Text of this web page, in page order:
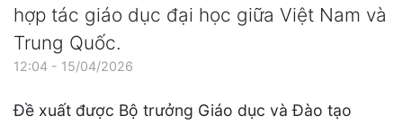
hợp tác giáo dục đại học giữa Việt Nam và
Trung Quốc.
12:04 - 15/04/2026
Đề xuất được Bộ trưởng Giáo dục và Đào tạo